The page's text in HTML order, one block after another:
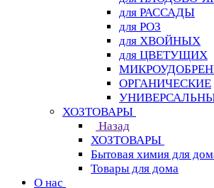
для РАССАДЫ
для РОЗ
для ХВОЙНЫХ
для ЦВЕТУЩИХ
ОРГАНИЧЕСКИЕ
ХОЗТОВАРЫ
Назад
ХОЗТОВАРЫ
Бытовая химия для
Товары для дома
О нас